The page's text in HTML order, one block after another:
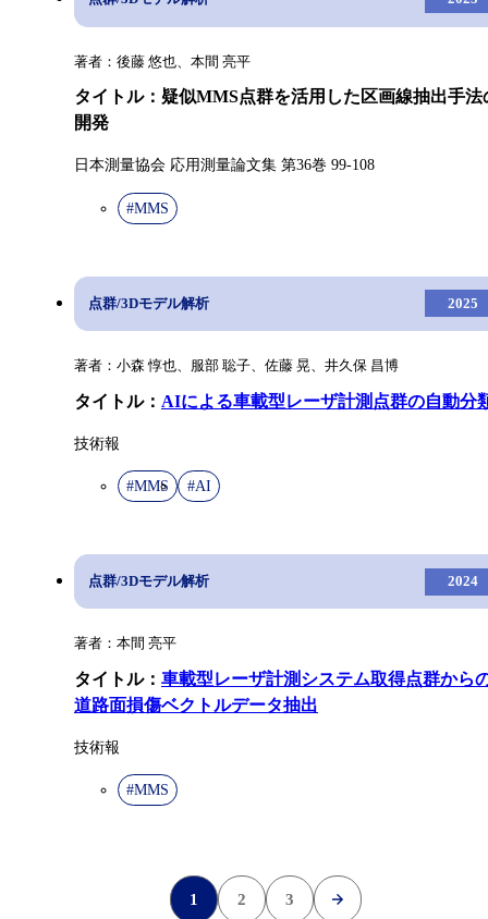
著者：後藤 悠也、本間 亮平
タイトル：疑似MMS点群を活用した区画線抽出手法
開発
日本測量協会 応用測量論文集 第36巻 99-108
#MMS
点群/3Dモデル解析 2025
著者：小森 惇也、服部 聡子、佐藤 晃、井久保 昌博
タイトル： AIによる車載型レーザ計測点群の自動分
技術報
#MMS #AI
点群/3Dモデル解析 2024
著者：本間 亮平
タイトル： 車載型レーザ計測システム取得点群から
道路面損傷ベクトルデータ抽出
技術報
#MMS
1 2 3
»